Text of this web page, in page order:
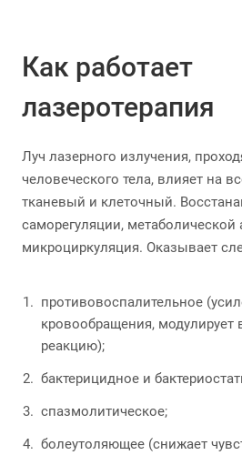
Как работает
лазеротерапия
Луч лазерного излучения,
человеческого тела, влияет на
тканевый и клеточный.
саморегуляции, метаболической
микроциркуляция. Оказывает
противовоспалительное
кровообращения, модулирует
реакцию);
бактерицидное и
спазмолитическое;
болеутоляющее (снижает